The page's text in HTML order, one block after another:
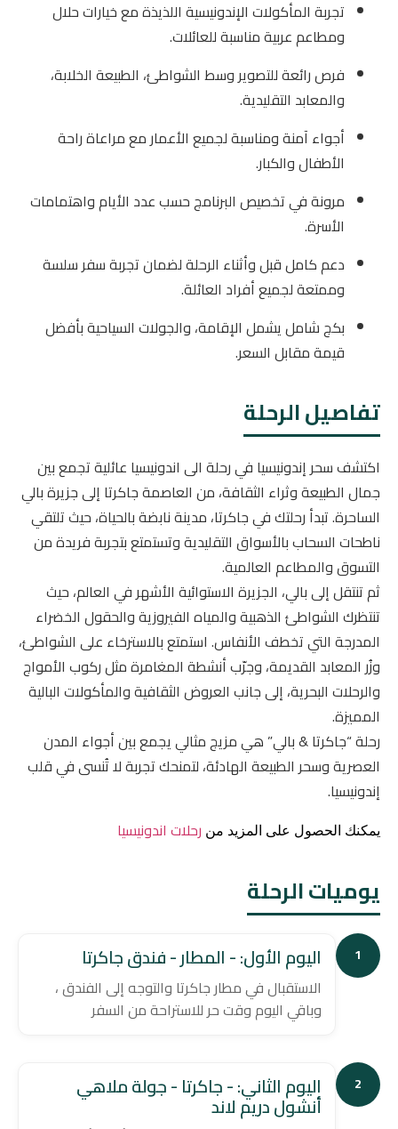
تجربة المأكولات الإندونيسية اللذيذة مع خيارات حلال
ومطاعم عربية مناسبة للعائلات.
فرص رائعة للتصوير وسط الشواطئ، الطبيعة الخلابة،
والمعابد التقليدية.
أجواء آمنة ومناسبة لجميع الأعمار مع مراعاة راحة
الأطفال والكبار.
مرونة في تخصيص البرنامج حسب عدد الأيام واهتمامات
الأسرة.
دعم كامل قبل وأثناء الرحلة لضمان تجربة سفر سلسة
وممتعة لجميع أفراد العائلة.
بكج شامل يشمل الإقامة، والجولات السياحية بأفضل
قيمة مقابل السعر.
تفاصيل الرحلة
اكتشف سحر إندونيسيا في رحلة الى اندونيسيا عائلية تجمع بين
جمال الطبيعة وثراء الثقافة، من العاصمة جاكرتا إلى جزيرة بالي
الساحرة. تبدأ رحلتك في جاكرتا، مدينة نابضة بالحياة، حيث تلتقي
ناطحات السحاب بالأسواق التقليدية وتستمتع بتجربة فريدة من
التسوق والمطاعم العالمية.
ثم تنتقل إلى بالي، الجزيرة الاستوائية الأشهر في العالم، حيث
تنتظرك الشواطئ الذهبية والمياه الفيروزية والحقول الخضراء
المدرجة التي تخطف الأنفاس. استمتع بالاسترخاء على الشواطئ،
وزُر المعابد القديمة، وجرّب أنشطة المغامرة مثل ركوب الأمواج
والرحلات البحرية، إلى جانب العروض الثقافية والمأكولات البالية
المميزة.
رحلة “جاكرتا & بالي” هي مزيج مثالي يجمع بين أجواء المدن
العصرية وسحر الطبيعة الهادئة، لتمنحك تجربة لا تُنسى في قلب
إندونيسيا.
يمكنك الحصول على المزيد من رحلات اندونيسيا
يوميات الرحلة
1 اليوم الأول: - المطار - فندق جاكرتا
الاستقبال في مطار جاكرتا والتوجه إلى الفندق ،
وباقي اليوم وقت حر للاستراحة من السفر
2 اليوم الثاني: - جاكرتا - جولة ملاهي
أنشول دريم لاند